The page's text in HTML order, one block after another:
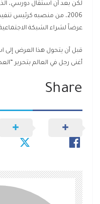
لكن بعد أن استقال دورسي،
2006، من منصبه كرئيس
عرضاً لشراء الشبكة
قبل أن يتحول هذا العرض إلى
أغنى رجل في العالم بتحرير
Share